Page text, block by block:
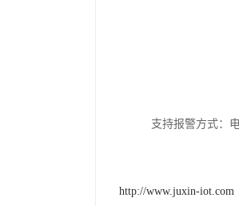
支持报警方式：
http://www.juxin-iot.com